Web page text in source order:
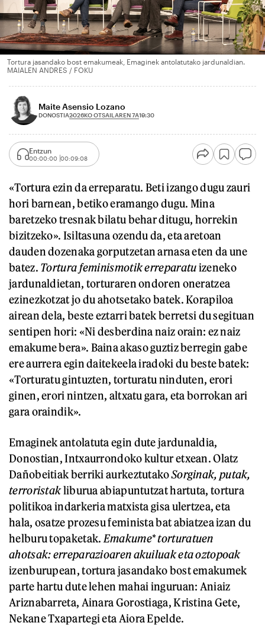
Tortura jasandako bost emakumeak, Emaginek antolatutako jardunaldian.
MAIALEN ANDRES / FOKU
Maite Asensio Lozano
DONOSTIA2026KO OTSAILAREN 7A19:30
Entzun
00:00:00 00:09:08
«Tortura ezin da erreparatu. Beti izango dugu zauri
hori barnean, betiko eramango dugu. Mina
baretzeko tresnak bilatu behar ditugu, horrekin
bizitzeko». Isiltasuna ozendu da, eta aretoan
dauden dozenaka gorputzetan arnasa eten da une
batez. Tortura feminismotik erreparatuizeneko
jardunaldietan, torturaren ondoren oneratzea
ezinezkotzat jo du ahotsetako batek. Korapiloa
airean dela, beste eztarri batek berretsi du segituan
sentipen hori: «Ni desberdina naiz orain: ez naiz
emakume bera». Baina akaso guztiz berregin gabe
ere aurrera egin daitekeela iradoki du beste batek:
«Torturatu gintuzten, torturatu ninduten, erori
ginen, erori nintzen, altxatu gara, eta borrokan ari
gara oraindik».
Emaginek antolatuta egin dute jardunaldia,
Donostian, Intxaurrondoko kultur etxean. Olatz
Dañobeitiak berriki aurkeztutakoSorginak, putak,
terroristakliburua abiapuntutzat hartuta, tortura
politikoa indarkeria matxista gisa ulertzea, eta
hala, osatze prozesu feminista bat abiatzea izan du
helburu topaketak. Emakume* torturatuen
ahotsak: erreparazioaren akuiluak eta oztopoak
izenburupean, tortura jasandako bost emakumek
parte hartu dute lehen mahai inguruan: Aniaiz
Ariznabarreta, Ainara Gorostiaga, Kristina Gete,
Nekane Txapartegi eta Aiora Epelde.